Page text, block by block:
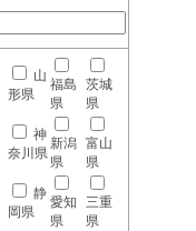
山
形県
福島
県
茨城
県
神
奈川県
新潟
県
富山
県
静
岡県
愛知
県
三重
県